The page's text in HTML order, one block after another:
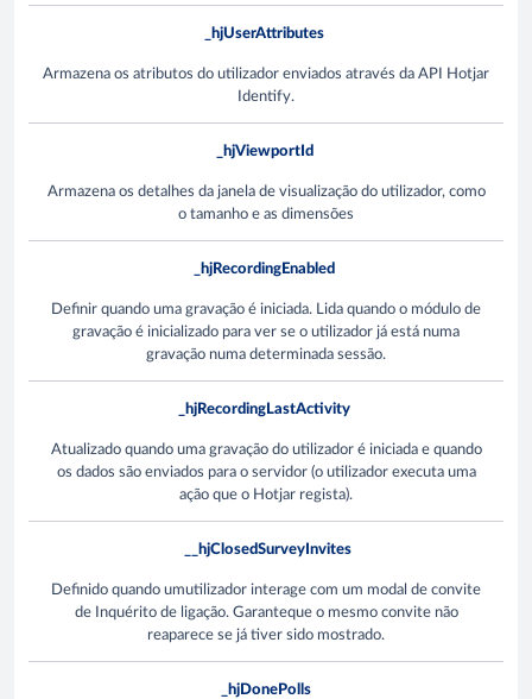
_hjUserAttributes
Armazena os atributos do utilizador enviados através da API Hotjar
Identify.
_hjViewportId
Armazena os detalhes da janela de visualização do utilizador, como
o tamanho e as dimensões
_hjRecordingEnabled
Definir quando uma gravação é iniciada. Lida quando o módulo de
gravação é inicializado para ver se o utilizador já está numa
gravação numa determinada sessão.
_hjRecordingLastActivity
Atualizado quando uma gravação do utilizador é iniciada e quando
os dados são enviados para o servidor (o utilizador executa uma
ação que o Hotjar regista).
__hjClosedSurveyInvites
Definido quando umutilizador interage com um modal de convite
de Inquérito de ligação. Garanteque o mesmo convite não
reaparece se já tiver sido mostrado.
_hjDonePolls